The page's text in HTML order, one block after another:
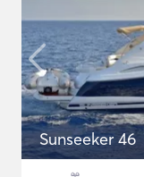
Sunseeker 46